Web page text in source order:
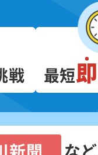
戦 最短